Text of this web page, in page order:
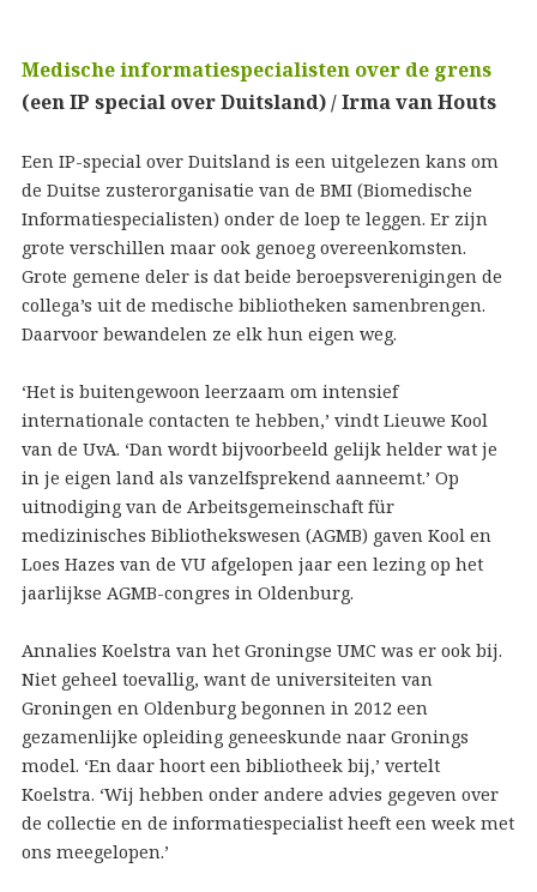
Medische informatiespecialisten over de grens
(een IP special over Duitsland) / Irma van Houts
Een IP-special over Duitsland is een uitgelezen kans om
de Duitse zusterorganisatie van de BMI (Biomedische
Informatiespecialisten) onder de loep te leggen. Er zijn
grote verschillen maar ook genoeg overeenkomsten.
Grote gemene deler is dat beide beroepsverenigingen de
collega’s uit de medische bibliotheken samenbrengen.
Daarvoor bewandelen ze elk hun eigen weg.
‘Het is buitengewoon leerzaam om intensief
internationale contacten te hebben,’ vindt Lieuwe Kool
van de UvA. ‘Dan wordt bijvoorbeeld gelijk helder wat je
in je eigen land als vanzelfsprekend aanneemt.’ Op
uitnodiging van de Arbeitsgemeinschaft für
medizinisches Bibliothekswesen (AGMB) gaven Kool en
Loes Hazes van de VU afgelopen jaar een lezing op het
jaarlijkse AGMB-congres in Oldenburg.
Annalies Koelstra van het Groningse UMC was er ook bij.
Niet geheel toevallig, want de universiteiten van
Groningen en Oldenburg begonnen in 2012 een
gezamenlijke opleiding geneeskunde naar Gronings
model. ‘En daar hoort een bibliotheek bij,’ vertelt
Koelstra. ‘Wij hebben onder andere advies gegeven over
de collectie en de informatiespecialist heeft een week met
ons meegelopen.’